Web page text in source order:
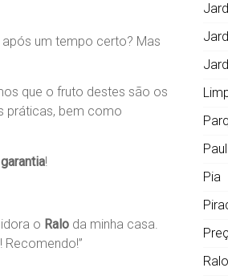
um tempo certo? Mas
que o fruto destes são os
práticas, bem como
!
o Ralo da minha casa.
Pia
Ralo